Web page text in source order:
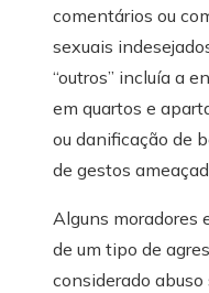
comentários ou
sexuais
“outros” incluía a
em quartos e
ou danificação de
de gestos
Alguns moradores
de um tipo de
considerado